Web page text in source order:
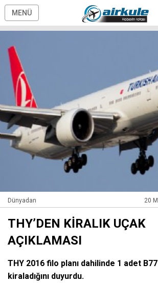
MENÜ
Dünyadan 20
THY’DEN KİRALIK UÇAK
AÇIKLAMASI
THY 2016 filo planı dahilinde 1 adet
kiraladığını duyurdu.